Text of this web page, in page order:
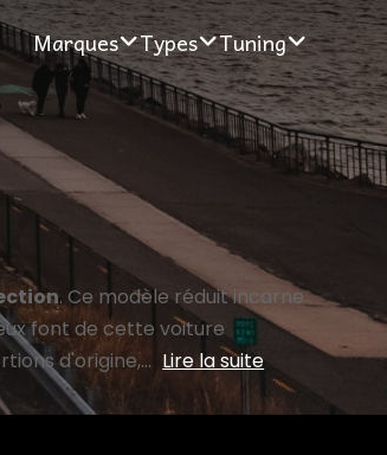
Marques Types Tuning
. Ce modèle réduit incarne
font de cette voiture
d'origine,... Lire la suite